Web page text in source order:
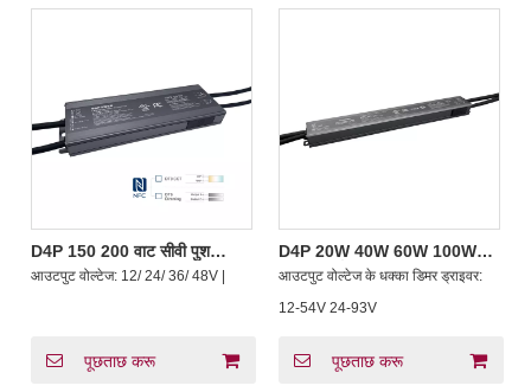
D4P 150 200 वाट सीवी पुश
DALI-2 D4i ड्राइवर ट्यूनेबल
सफेद DT8 या DT6 सीसीटी पता मोड
आउटपुट वोल्टेज: 12/ 24/ 36/ 48V |
पूछताछ करू
D4P 20W 40W 60W 100W
लगातार वर्तमान 12 - 54 24-93
वोल्ट DALI-2 D4i एलईडी प्रकाश
आउटपुट वोल्टेज के धक्का डिमर ड्राइवर:
12-54V 24-93V
पूछताछ करू